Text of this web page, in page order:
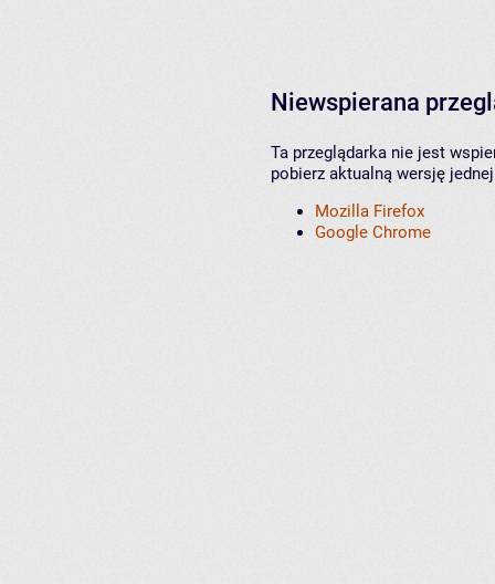
Niewspierana
Ta przeglądarka nie jest
pobierz aktualną wersję
Mozilla Firefox
Google Chrome